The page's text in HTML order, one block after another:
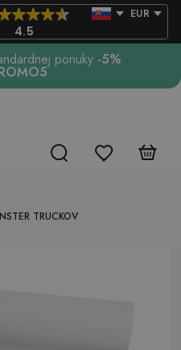
4.5
EUR
ponuky -5%
TRUCKOV